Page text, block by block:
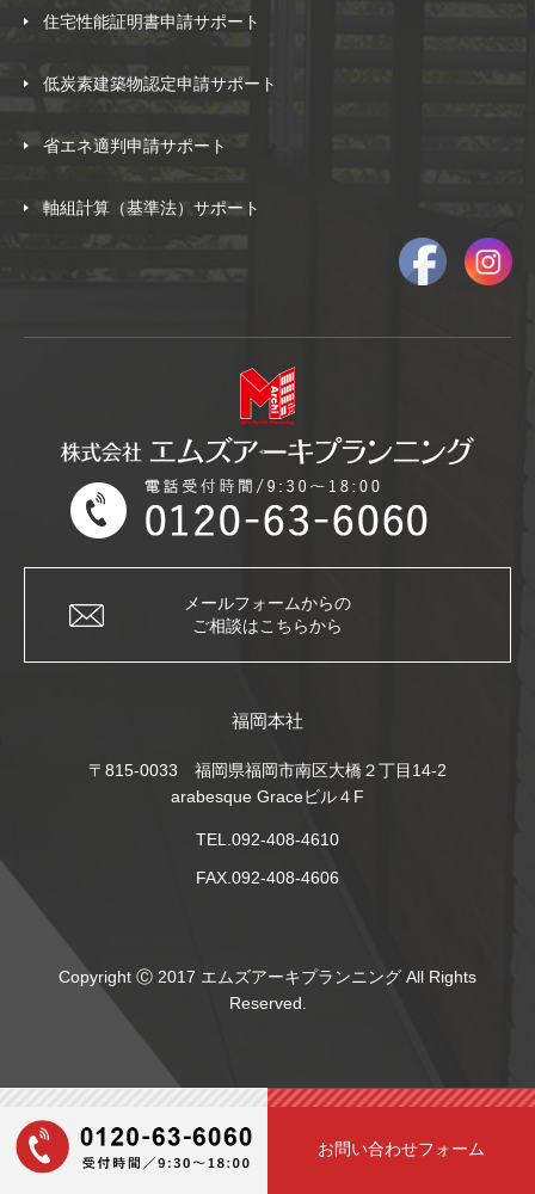
お問い合わせフォーム
住宅性能証明書申請サポート
低炭素建築物認定申請サポート
省エネ適判申請サポート
軸組計算（基準法）サポート
メールフォームからの
ご相談はこちらから
福岡本社
〒815-0033 福岡県福岡市南区大橋２丁目14-2
arabesque Graceビル４F
TEL.092-408-4610
FAX.092-408-4606
Copyright Ⓒ 2017 エムズアーキプランニング All Rights
Reserved.